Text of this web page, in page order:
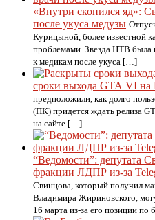
«Внутри скопился яд»:
после укуса медузы
Курицыной, более известной
проблемами. Звезда НТВ
к медикам после укуса […]
сроки выхода GTA VI
предположили, как долго
(ПК) придется ждать релиза
на сайте […]
“Ведомости”: депутата
фракции ЛДПР из-за
Свинцова, который получил
Владимира Жириновского,
16 марта из-за его позиции